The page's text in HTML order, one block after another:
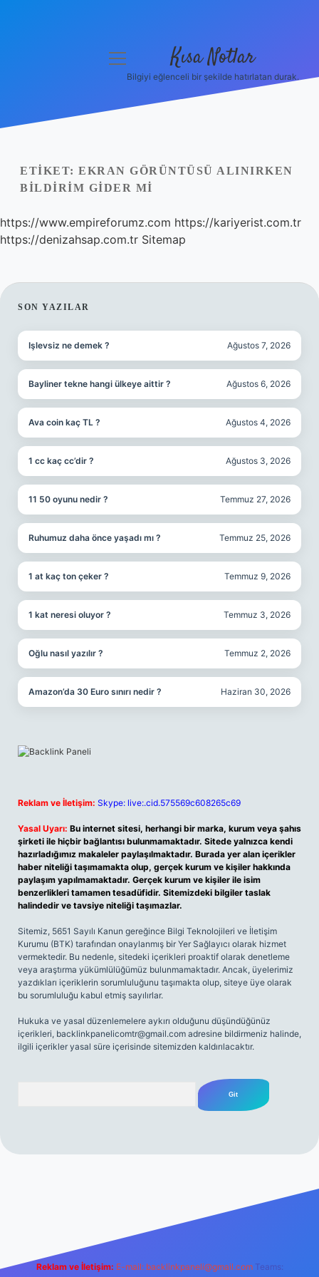
Yasal Uyarı
Hakkımızda
menüyü
Kısa Notlar
Bilgiyi eğlenceli bir şekilde hatırlatan durak.
ETIKET: EKRAN GÖRÜNTÜSÜ ALINIRKEN
BILDIRIM GIDER MI
https://www.empireforumz.com https://kariyerist.com.tr
https://denizahsap.com.tr Sitemap
SIDEBAR
SON YAZILAR
Işlevsiz ne demek ? Ağustos 7, 2026
Bayliner tekne hangi ülkeye aittir ? Ağustos 6, 2026
Ava coin kaç TL ? Ağustos 4, 2026
1 cc kaç cc’dir ? Ağustos 3, 2026
11 50 oyunu nedir ? Temmuz 27, 2026
Ruhumuz daha önce yaşadı mı ? Temmuz 25, 2026
1 at kaç ton çeker ? Temmuz 9, 2026
1 kat neresi oluyor ? Temmuz 3, 2026
Oğlu nasıl yazılır ? Temmuz 2, 2026
Amazon’da 30 Euro sınırı nedir ? Haziran 30, 2026
Reklam ve İletişim: Skype: live:.cid.575569c608265c69
Yasal Uyarı: Bu internet sitesi, herhangi bir marka, kurum veya şahıs
şirketi ile hiçbir bağlantısı bulunmamaktadır. Sitede yalnızca kendi
hazırladığımız makaleler paylaşılmaktadır. Burada yer alan içerikler
haber niteliği taşımamakta olup, gerçek kurum ve kişiler hakkında
paylaşım yapılmamaktadır. Gerçek kurum ve kişiler ile isim
benzerlikleri tamamen tesadüfidir. Sitemizdeki bilgiler taslak
halindedir ve tavsiye niteliği taşımazlar.
Sitemiz, 5651 Sayılı Kanun gereğince Bilgi Teknolojileri ve İletişim
Kurumu (BTK) tarafından onaylanmış bir Yer Sağlayıcı olarak hizmet
vermektedir. Bu nedenle, sitedeki içerikleri proaktif olarak denetleme
veya araştırma yükümlülüğümüz bulunmamaktadır. Ancak, üyelerimiz
yazdıkları içeriklerin sorumluluğunu taşımakta olup, siteye üye olarak
bu sorumluluğu kabul etmiş sayılırlar.
Hukuka ve yasal düzenlemelere aykırı olduğunu düşündüğünüz
içerikleri, backlinkpanelicomtr@gmail.com adresine bildirmeniz halinde,
ilgili içerikler yasal süre içerisinde sitemizden kaldırılacaktır.
Reklam ve İletişim: E-mail: backlinkpaneli@gmail.com Teams: